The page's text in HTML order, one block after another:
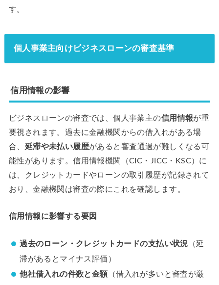
す。
個人事業主向けビジネスローンの審査基準
信用情報の影響
ビジネスローンの審査では、個人事業主の信用情報が重
要視されます。過去に金融機関からの借入れがある場
合、 延滞や未払い履歴があると審査通過が難しくなる可
能性があります。信用情報機関（CIC・JICC・KSC）に
は、クレジットカードやローンの取引履歴が記録されて
おり、金融機関は審査の際にこれを確認します。
信用情報に影響する要因
過去のローン・クレジットカードの支払い状況 （延
滞があるとマイナス評価）
他社借入れの件数と金額
（借入れが多いと審査が厳